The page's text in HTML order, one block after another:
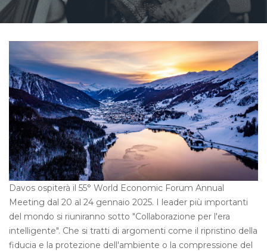
Davos ospiterà il 55° World Economic Forum Annual
Meeting dal 20 al 24 gennaio 2025. I leader più importanti
del mondo si riuniranno sotto "Collaborazione per l'era
intelligente". Che si tratti di argomenti come il ripristino della
fiducia e la protezione dell'ambiente o la compressione del